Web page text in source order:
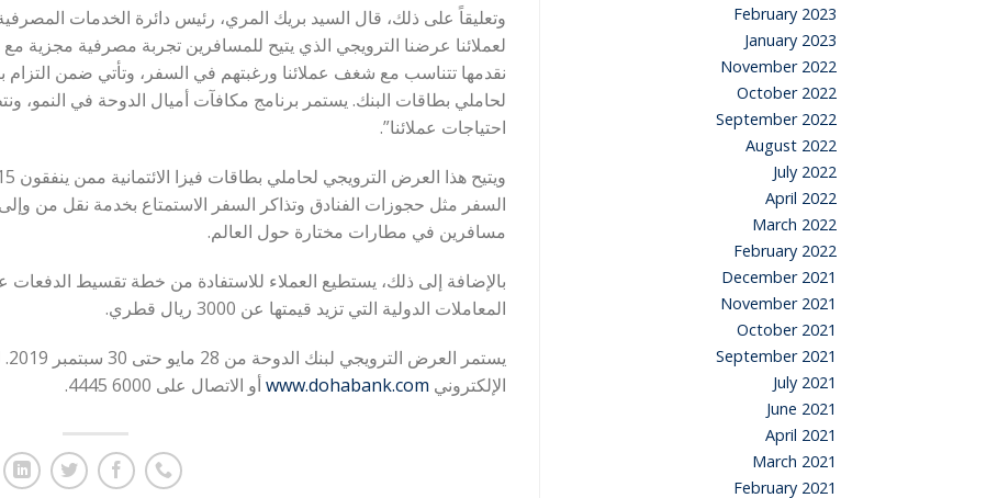
وتعليقاً على ذلك، قال السيد بريك المري، رئيس دائرة الخدمات المصرفية
لعملائنا عرضنا الترويجي الذي يتيح للمسافرين تجربة مصرفية مجزية
نقدمها تتناسب مع شغف عملائنا ورغبتهم في السفر، وتأتي ضمن التزام
لحاملي بطاقات البنك. يستمر برنامج مكافآت أميال الدوحة في النمو،
احتياجات عملائنا”.
السفر مثل حجوزات الفنادق وتذاكر السفر الاستمتاع بخدمة نقل من
مسافرين في مطارات مختارة حول العالم.
بالإضافة إلى ذلك، يستطيع العملاء للاستفادة من خطة تقسيط
المعاملات الدولية التي تزيد قيمتها عن 3000 ريال قطري.
الإلكتروني www.dohabank.comأو الاتصال على 4445 6000
.
February 2023
January 2023
November 2022
October 2022
September 2022
August 2022
July 2022
April 2022
March 2022
February 2022
December 2021
November 2021
October 2021
September 2021
July 2021
June 2021
April 2021
March 2021
February 2021